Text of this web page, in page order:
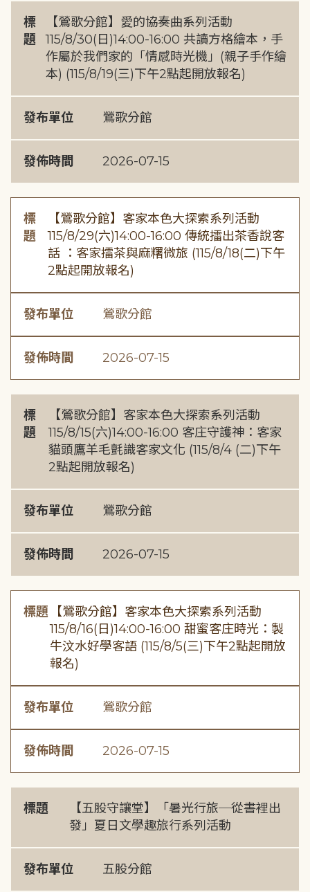
標
題
【鶯歌分館】愛的協奏曲系列活動
115/8/30(日)14:00-16:00 共讀方格繪本，手
作屬於我們家的「情感時光機」(親子手作繪
本) (115/8/19(三)下午2點起開放報名)
發布單位 鶯歌分館
發佈時間 2026-07-15
標
題
【鶯歌分館】客家本色大探索系列活動
115/8/29(六)14:00-16:00 傳統擂出茶香說客
話 ：客家擂茶與麻糬微旅 (115/8/18(二)下午
2點起開放報名)
發布單位 鶯歌分館
發佈時間 2026-07-15
標
題
【鶯歌分館】客家本色大探索系列活動
115/8/15(六)14:00-16:00 客庄守護神：客家
貓頭鷹羊毛氈識客家文化 (115/8/4 (二)下午
2點起開放報名)
發布單位 鶯歌分館
發佈時間 2026-07-15
標題 【鶯歌分館】客家本色大探索系列活動
115/8/16(日)14:00-16:00 甜蜜客庄時光：製
牛汶水好學客語 (115/8/5(三)下午2點起開放
報名)
發布單位 鶯歌分館
發佈時間 2026-07-15
標題
【五股守讓堂】「暑光行旅─從書裡出
發」夏日文學趣旅行系列活動
發布單位 五股分館